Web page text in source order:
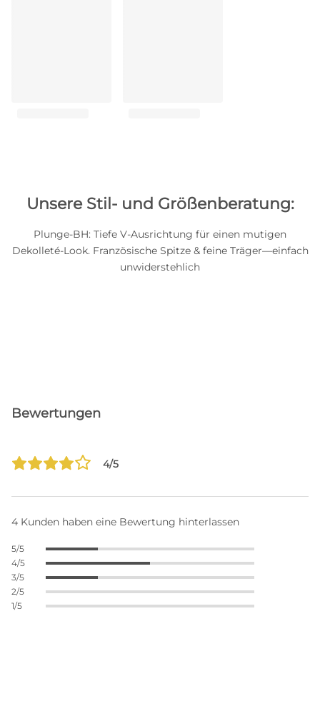
Unsere Stil- und Größenberatung:
Plunge-BH: Tiefe V-Ausrichtung für einen mutigen
Dekolleté-Look. Französische Spitze & feine Träger—einfach
unwiderstehlich
Bewertungen
4/5
4 Kunden haben eine Bewertung hinterlassen
5/5
4/5
3/5
2/5
1/5